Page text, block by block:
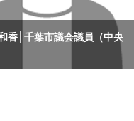
香│千葉市議会議員（中央